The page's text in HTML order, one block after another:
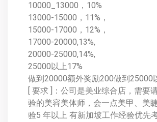
10000_13000，10%
13000-15000，11%，
15000-17000，12%，
17000-20000,13%,
20000-25000,14%,
25000以上17%
做到20000额外奖励200做到25000
[ 要求 ]：公司是美业综合店，需要
验的美容美体师，会一点美甲、美
验5 年以上 有新加坡工作经验优先